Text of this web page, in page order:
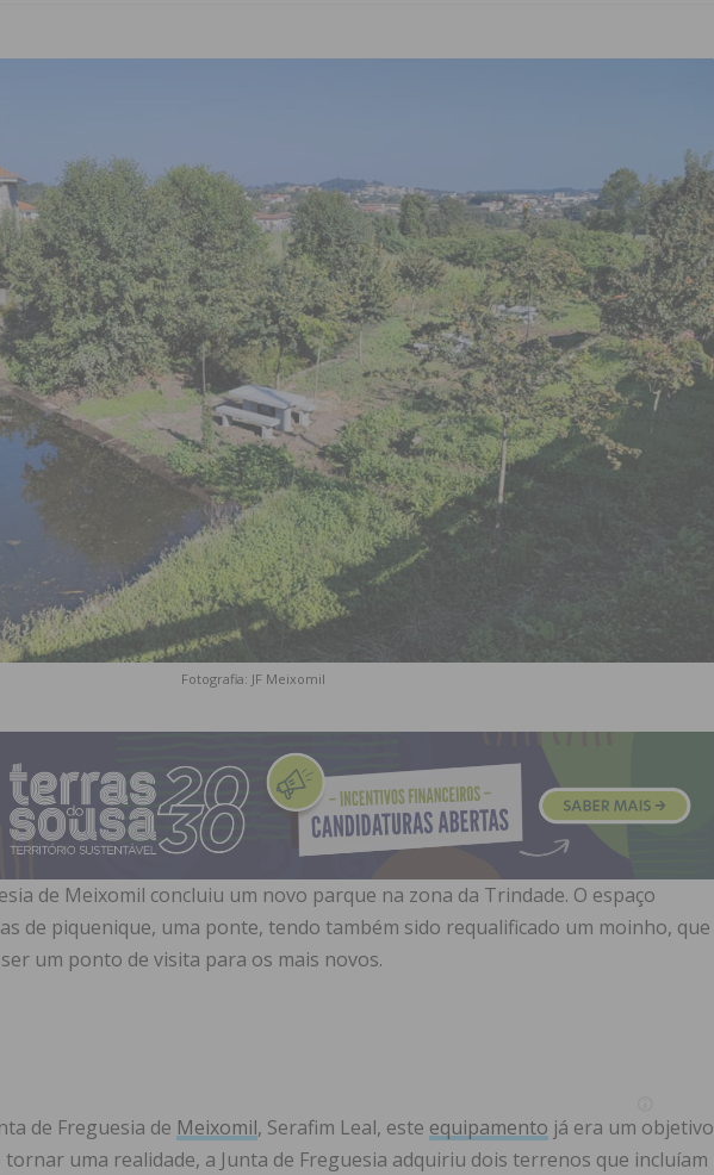
Fotografia: JF Meixomil
de Meixomil concluiu um novo parque na zona da Trindade. O espaço
de piquenique, uma ponte, tendo também sido requalificado um moinho, que
um ponto de visita para os mais novos.
de Freguesia de Meixomil, Serafim Leal, este equipamento já era um objetivo
uma realidade, a Junta de Freguesia adquiriu dois terrenos que incluíam